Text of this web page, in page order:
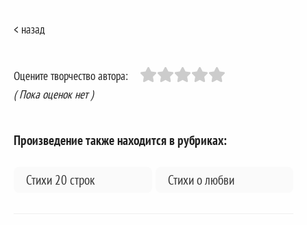
< назад
Оцените творчество автора:
( Пока оценок нет )
Произведение также находится в рубриках:
Стихи 20 строк Стихи о любви